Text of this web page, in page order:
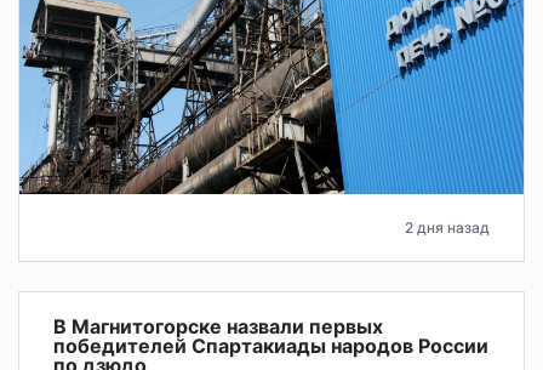
2 дня назад
В Магнитогорске назвали первых
победителей Спартакиады народов России
по дзюдо